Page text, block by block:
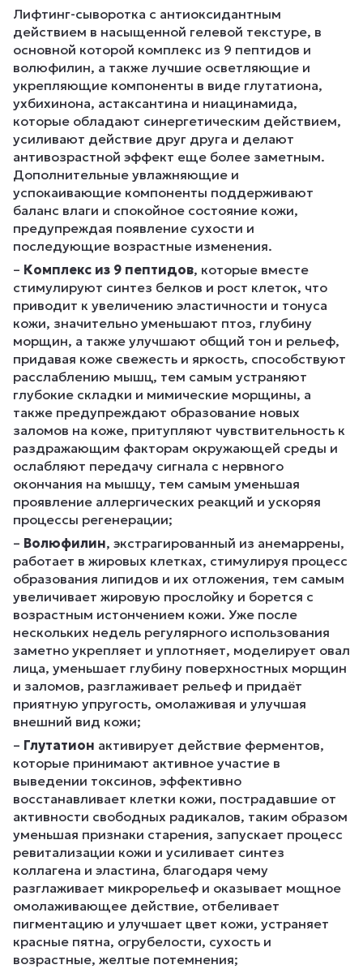
Лифтинг-сыворотка с антиоксидантным
действием в насыщенной гелевой текстуре, в
основной которой комплекс из 9 пептидов и
волюфилин, а также лучшие осветляющие и
укрепляющие компоненты в виде глутатиона,
ухбихинона, астаксантина и ниацинамида,
которые обладают синергетическим действием,
усиливают действие друг друга и делают
антивозрастной эффект еще более заметным.
Дополнительные увлажняющие и
успокаивающие компоненты поддерживают
баланс влаги и спокойное состояние кожи,
предупреждая появление сухости и
последующие возрастные изменения.
– Комплекс из 9 пептидов, которые вместе
стимулируют синтез белков и рост клеток, что
приводит к увеличению эластичности и тонуса
кожи, значительно уменьшают птоз, глубину
морщин, а также улучшают общий тон и рельеф,
придавая коже свежесть и яркость, способствуют
расслаблению мышц, тем самым устраняют
глубокие складки и мимические морщины, а
также предупреждают образование новых
заломов на коже, притупляют чувствительность к
раздражающим факторам окружающей среды и
ослабляют передачу сигнала с нервного
окончания на мышцу, тем самым уменьшая
проявление аллергических реакций и ускоряя
процессы регенерации;
– Волюфилин, экстрагированный из анемаррены,
работает в жировых клетках, стимулируя процесс
образования липидов и их отложения, тем самым
увеличивает жировую прослойку и борется с
возрастным истончением кожи. Уже после
нескольких недель регулярного использования
заметно укрепляет и уплотняет, моделирует овал
лица, уменьшает глубину поверхностных морщин
и заломов, разглаживает рельеф и придаёт
приятную упругость, омолаживая и улучшая
внешний вид кожи;
– Глутатион активирует действие ферментов,
которые принимают активное участие в
выведении токсинов, эффективно
восстанавливает клетки кожи, пострадавшие от
активности свободных радикалов, таким образом
уменьшая признаки старения, запускает процесс
ревитализации кожи и усиливает синтез
коллагена и эластина, благодаря чему
разглаживает микрорельеф и оказывает мощное
омолаживающее действие, отбеливает
пигментацию и улучшает цвет кожи, устраняет
красные пятна, огрубелости, сухость и
возрастные, желтые потемнения;